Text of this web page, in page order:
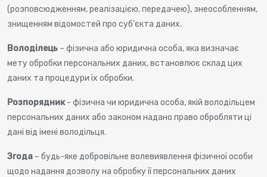
(розповсюдженням, реалізацією, передачею), знеособленням,
знищенням відомостей про суб'єкта даних.
Володілець – фізична або юридична особа, яка визначає
мету обробки персональних даних, встановлює склад цих
даних та процедури їх обробки.
Розпорядник- фізична чи юридична особа, якій володільцем
персональних даних або законом надано право обробляти ці
дані від імені володільця.
Згода – будь-яке добровільне волевиявлення фізичної особи
щодо надання дозволу на обробку її персональних даних